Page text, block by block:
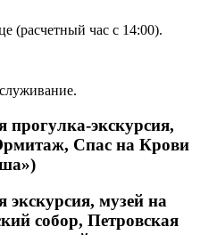
(расчетный час с 14:00).
прогулка-экскурсия,
Спас на Крови
экскурсия, музей на
собор, Петровская